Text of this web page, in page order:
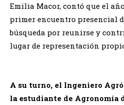
Emilia Macor, contó que el
primer encuentro presencial
búsqueda por reunirse y
lugar de representación
A su turno, el Ingeniero
la estudiante de Agronomía